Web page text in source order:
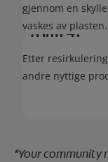
gjennom en
vaskes av plasten.
Trinn 4:
Etter
andre nyttige
*Your community